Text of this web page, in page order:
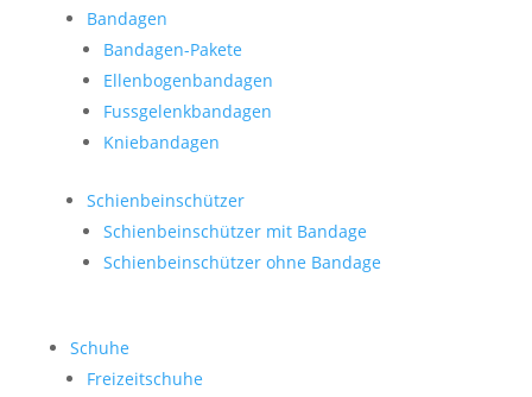
Bandagen
Bandagen-Pakete
Ellenbogenbandagen
Fussgelenkbandagen
Kniebandagen
Schienbeinschützer
Schienbeinschützer mit Bandage
Schienbeinschützer ohne Bandage
Schuhe
Freizeitschuhe